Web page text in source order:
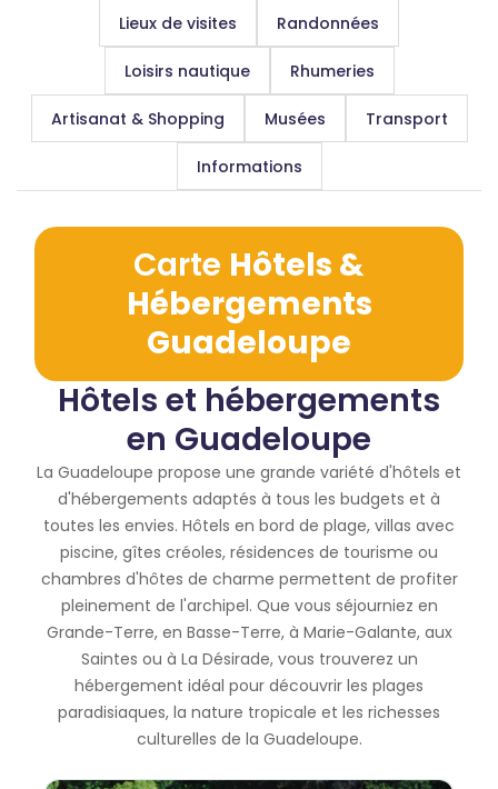
Lieux de visites Randonnées
Loisirs nautique Rhumeries
Artisanat & Shopping Musées Transport
Informations
Carte Hôtels &
Hébergements
Guadeloupe
Hôtels et hébergements
en Guadeloupe
La Guadeloupe propose une grande variété d'hôtels et
d'hébergements adaptés à tous les budgets et à
toutes les envies. Hôtels en bord de plage, villas avec
piscine, gîtes créoles, résidences de tourisme ou
chambres d'hôtes de charme permettent de profiter
pleinement de l'archipel. Que vous séjourniez en
Grande-Terre, en Basse-Terre, à Marie-Galante, aux
Saintes ou à La Désirade, vous trouverez un
hébergement idéal pour découvrir les plages
paradisiaques, la nature tropicale et les richesses
culturelles de la Guadeloupe.